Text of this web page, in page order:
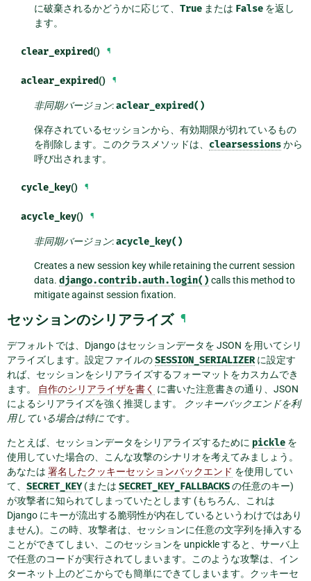
に破棄されるかどうかに応じて、True または False を返し
ます。
clear_expired() ¶
aclear_expired() ¶
非同期バージョン:aclear_expired()
保存されているセッションから、有効期限が切れているもの
を削除します。このクラスメソッドは、 clearsessionsから
呼び出されます。
cycle_key() ¶
acycle_key() ¶
非同期バージョン:acycle_key()
Creates a new session key while retaining the current session
data.django.contrib.auth.login() calls this method to
mitigate against session fixation.
セッションのシリアライズ ¶
デフォルトでは、Django はセッションデータを JSON を用いてシリ
アライズします。設定ファイルのSESSION_SERIALIZER に設定す
れば、セッションをシリアライズするフォーマットをカスカムでき
ます。
自作のシリアライザを書く に書いた注意書きの通り、JSON
によるシリアライズを強く推奨します。
クッキーバックエンドを利
用している場合は特に です。
たとえば、セッションデータをシリアライズするために pickle を
使用していた場合の、こんな攻撃のシナリオを考えてみましょう。
あなたは 署名したクッキーセッションバックエンド を使用してい
て、 SECRET_KEY(または SECRET_KEY_FALLBACKSの任意のキー)
が攻撃者に知られてしまっていたとします (もちろん、これは
Django にキーが流出する脆弱性が内在しているというわけではあり
ません)。この時、攻撃者は、セッションに任意の文字列を挿入する
ことができてしまい、このセッションを unpickle すると、サーバ上
で任意のコードが実行されてしまいます。このような攻撃は、イン
ターネット上のどこからでも簡単にできてしまいます。クッキーセ